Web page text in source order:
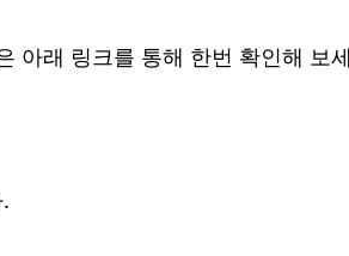
아래 링크를 통해 한번 확인해 보